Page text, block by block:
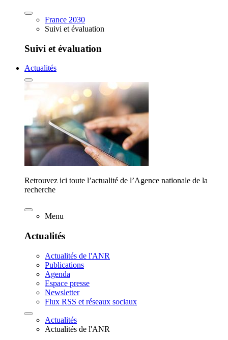
France 2030
Suivi et évaluation
Suivi et évaluation
Actualités
Retrouvez ici toute l’actualité de l’Agence nationale de la
recherche
Menu
Actualités
Actualités de l'ANR
Publications
Agenda
Espace presse
Newsletter
Flux RSS et réseaux sociaux
Actualités
Actualités de l'ANR